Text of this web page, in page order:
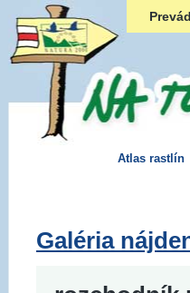
Atlas rastlín
Galéria